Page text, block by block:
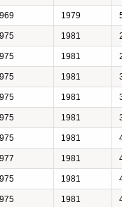
1979
1981
1981
1981
1981
1981
1981
1981
1981
1981